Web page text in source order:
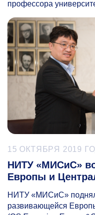
профессора
15 ОКТЯБРЯ 2019
НИТУ «МИСиС»
Европы и
НИТУ «МИСиС»
развивающейся